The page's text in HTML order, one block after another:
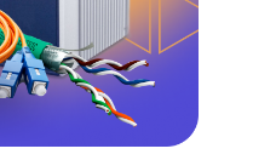
اشنایدر اکتاسی